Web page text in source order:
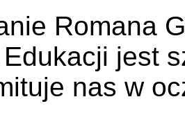
Romana
jest
nas w